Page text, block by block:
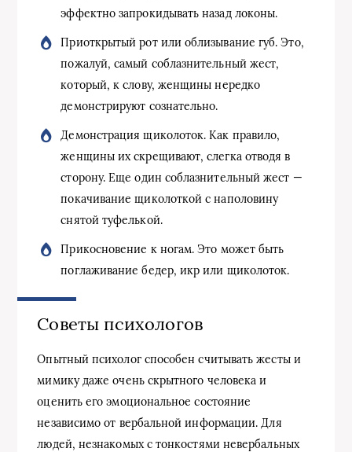
эффектно запрокидывать назад локоны.
Приоткрытый рот или облизывание губ. Это,
пожалуй, самый соблазнительный жест,
который, к слову, женщины нередко
демонстрируют сознательно.
Демонстрация щиколоток. Как правило,
женщины их скрещивают, слегка отводя в
сторону. Еще один соблазнительный жест —
покачивание щиколоткой с наполовину
снятой туфелькой.
Прикосновение к ногам. Это может быть
поглаживание бедер, икр или щиколоток.
Советы психологов
Опытный психолог способен считывать жесты и
мимику даже очень скрытного человека и
оценить его эмоциональное состояние
независимо от вербальной информации. Для
людей, незнакомых с тонкостями невербальных